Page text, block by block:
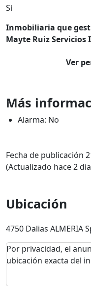
Si
Inmobiliaria que
Mayte Ruiz
Ver
Más
Alarma: No
Fecha de publicación
(Actualizado hace 2
Ubicación
4750 Dalias ALMERIA
Por privacidad, el
ubicación exacta del